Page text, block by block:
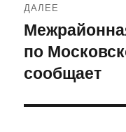
ДАЛЕЕ
Следующая
запись:
по
сообщает